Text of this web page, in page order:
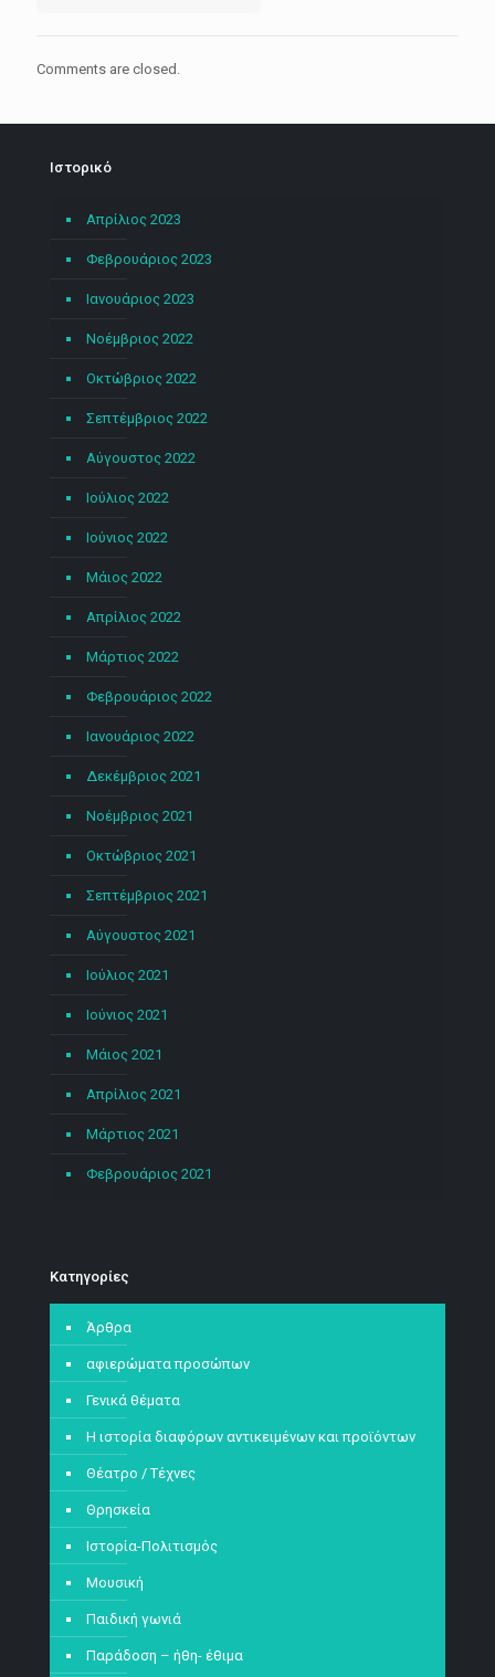
Comments are closed.
Ιστορικό
Απρίλιος 2023
Φεβρουάριος 2023
Ιανουάριος 2023
Νοέμβριος 2022
Οκτώβριος 2022
Σεπτέμβριος 2022
Αύγουστος 2022
Ιούλιος 2022
Ιούνιος 2022
Μάιος 2022
Απρίλιος 2022
Μάρτιος 2022
Φεβρουάριος 2022
Ιανουάριος 2022
Δεκέμβριος 2021
Νοέμβριος 2021
Οκτώβριος 2021
Σεπτέμβριος 2021
Αύγουστος 2021
Ιούλιος 2021
Ιούνιος 2021
Μάιος 2021
Απρίλιος 2021
Μάρτιος 2021
Φεβρουάριος 2021
Kατηγορίες
Άρθρα
αφιερώματα προσώπων
Γενικά θέματα
Η ιστορία διαφόρων αντικειμένων και προϊόντων
Θέατρο / Τέχνες
Θρησκεία
Ιστορία-Πολιτισμός
Μουσική
Παιδική γωνιά
Παράδοση – ήθη- έθιμα